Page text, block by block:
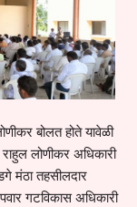
बोलत होते यावेळी
राहुल लोणीकर अधिकारी
मंठा तहसीलदार
गटविकास अधिकारी